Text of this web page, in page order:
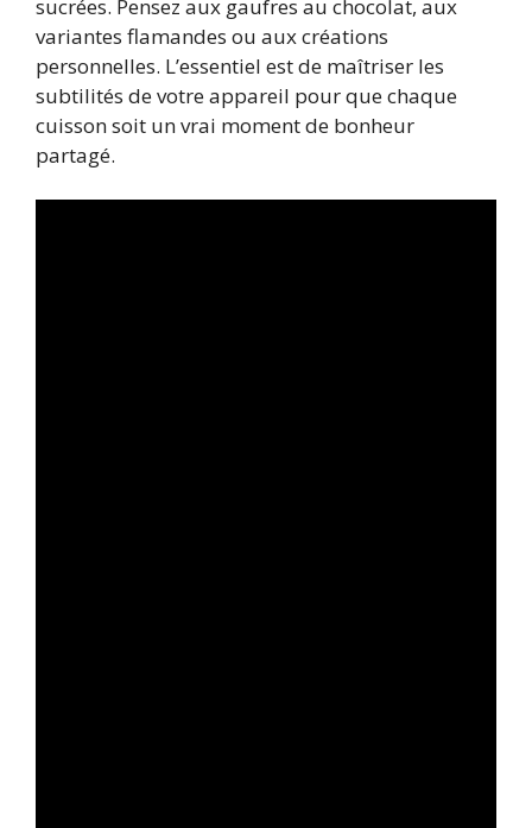
sucrées. Pensez aux gaufres au chocolat, aux
variantes flamandes ou aux créations
personnelles. L’essentiel est de maîtriser les
subtilités de votre appareil pour que chaque
cuisson soit un vrai moment de bonheur
partagé.